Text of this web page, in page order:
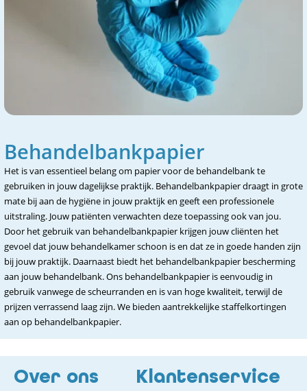
Behandelbankpapier
Het is van essentieel belang om papier voor de behandelbank te
gebruiken in jouw dagelijkse praktijk. Behandelbankpapier draagt in grote
mate bij aan de hygiëne in jouw praktijk en geeft een professionele
uitstraling. Jouw patiënten verwachten deze toepassing ook van jou.
Door het gebruik van behandelbankpapier krijgen jouw cliënten het
gevoel dat jouw behandelkamer schoon is en dat ze in goede handen zijn
bij jouw praktijk. Daarnaast biedt het behandelbankpapier bescherming
aan jouw behandelbank. Ons behandelbankpapier is eenvoudig in
gebruik vanwege de scheurranden en is van hoge kwaliteit, terwijl de
prijzen verrassend laag zijn. We bieden aantrekkelijke staffelkortingen
aan op behandelbankpapier.
Over ons Klantenservice